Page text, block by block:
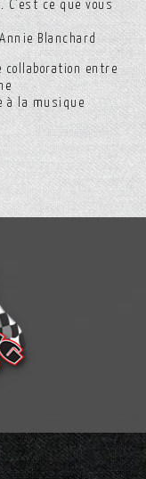
ce que vous
Blanchard
collaboration entre
à la musique